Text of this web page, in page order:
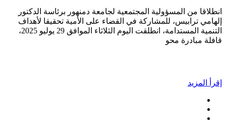
انطلاقا من المسؤولية المجتمعية لجامعة دمنهور برئاسة الدكتور
إلهامي ترابيس، للمشاركة في القضاء على الأمية تحقيقا لأهداف
التنمية المستدامة، انطلقت اليوم الثلاثاء الموافق 29 يوليو 2025،
قافلة مبادرة محو
إقرأ المزيد